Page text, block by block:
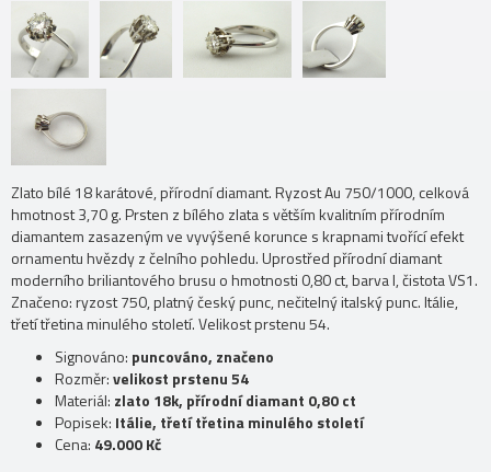
Zlato bílé 18 karátové, přírodní diamant. Ryzost Au 750/1000, celková
hmotnost 3,70 g. Prsten z bílého zlata s větším kvalitním přírodním
diamantem zasazeným ve vyvýšené korunce s krapnami tvořící efekt
ornamentu hvězdy z čelního pohledu. Uprostřed přírodní diamant
moderního briliantového brusu o hmotnosti 0,80 ct, barva I, čistota VS1.
Značeno: ryzost 750, platný český punc, nečitelný italský punc. Itálie,
třetí třetina minulého století. Velikost prstenu 54.
Signováno: puncováno, značeno
Rozměr:velikost prstenu 54
Materiál: zlato 18k, přírodní diamant 0,80 ct
Popisek: Itálie, třetí třetina minulého století
Cena: 49.000 Kč